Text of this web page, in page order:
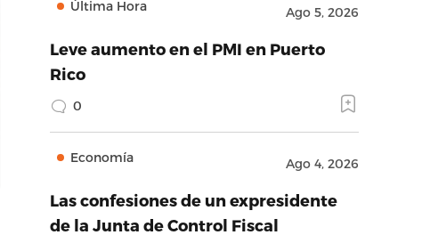
Última Hora Ago 5, 2026
Leve aumento en el PMI en Puerto
Rico
0
Economía Ago 4, 2026
Las confesiones de un expresidente
de la Junta de Control Fiscal